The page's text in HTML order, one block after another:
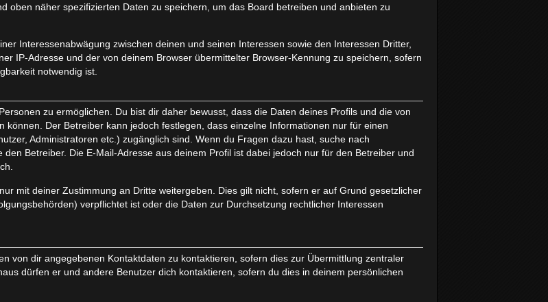
oben näher spezifizierten Daten zu speichern, um das Board betreiben und anbieten zu
Interessenabwägung zwischen deinen und seinen Interessen sowie den Interessen Dritter,
IP-Adresse und der von deinem Browser übermittelter Browser-Kennung zu speichern, sofern
notwendig ist.
zu ermöglichen. Du bist dir daher bewusst, dass die Daten deines Profils und die von
Der Betreiber kann jedoch festlegen, dass einzelne Informationen nur für einen
Administratoren etc.) zugänglich sind. Wenn du Fragen dazu hast, suche nach
Betreiber. Die E-Mail-Adresse aus deinem Profil ist dabei jedoch nur für den Betreiber und
mit deiner Zustimmung an Dritte weitergeben. Dies gilt nicht, sofern er auf Grund gesetzlicher
verpflichtet ist oder die Daten zur Durchsetzung rechtlicher Interessen
von dir angegebenen Kontaktdaten zu kontaktieren, sofern dies zur Übermittlung zentraler
dürfen er und andere Benutzer dich kontaktieren, sofern du dies in deinem persönlichen